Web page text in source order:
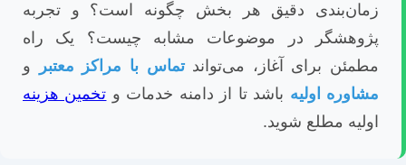
زمان‌بندی دقیق هر بخش چگونه است؟ و تجربه
پژوهشگر در موضوعات مشابه چیست؟ یک راه
مطمئن برای آغاز، می‌تواندتماس با مراکز معتبر
و
مشاوره اولیه باشد تا از دامنه خدمات و تخمین هزینه
اولیه مطلع شوید.